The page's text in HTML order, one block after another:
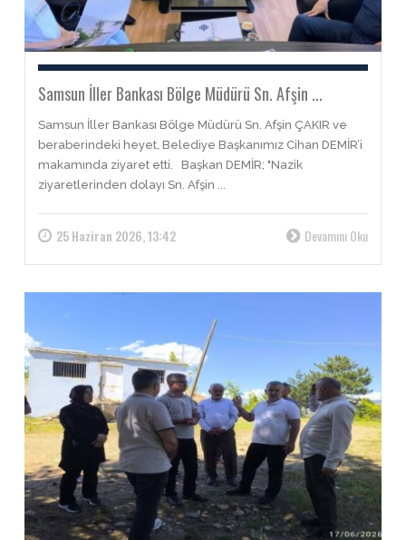
Samsun İller Bankası Bölge Müdürü Sn. Afşin ...
Samsun İller Bankası Bölge Müdürü Sn. Afşin ÇAKIR ve
beraberindeki heyet, Belediye Başkanımız Cihan DEMİR’i
makamında ziyaret etti. Başkan DEMİR; "Nazik
ziyaretlerinden dolayı Sn. Afşin ...
25 Haziran 2026, 13:42 Devamını Oku